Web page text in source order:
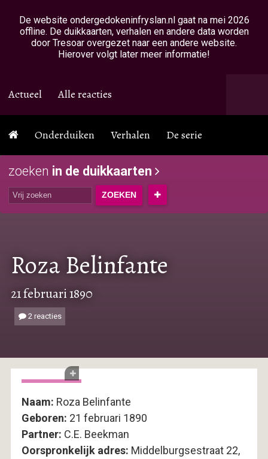
De website ondergedokeninfryslan.nl gaat na mei 2026
offline. De duikkaarten, verhalen en andere data worden
door Tresoar overgezet naar een andere website.
Hierover volgt later meer informatie!
Actueel Alle reacties
Onderduiken Verhalen De serie
zoeken in de duikkaarten
Roza Belinfante
21 februari 1890
2 reacties
Naam: Roza Belinfante
Geboren: 21 februari 1890
Partner: C.E. Beekman
Oorspronkelijk adres: Middelburgsestraat 22,